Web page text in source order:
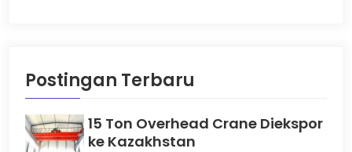
Postingan Terbaru
15 Ton Overhead Crane Diekspor
ke Kazakhstan